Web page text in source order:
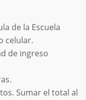
de la Escuela
celular.
de ingreso
Sumar el total al